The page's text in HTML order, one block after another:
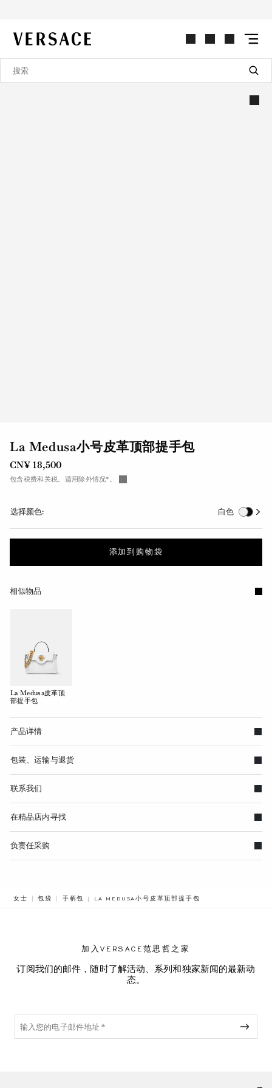
VERSACE | 主页
La Medusa小号皮革顶部提手包
CN¥ 18,500
包含税费和关税。适用除外情况*。
选择颜色: 白色
添加到购物袋
相似物品
La Medusa皮革顶
部提手包
产品详情
包装、运输与退货
联系我们
在精品店内寻找
负责任采购
女士 包袋 手柄包 BREADCRUMB.ADA.LABEL.CURRENT
LA MEDUSA小号皮革顶部提手包
加入VERSACE范思哲之家
订阅我们的邮件，随时了解活动、系列和独家新闻的最新动
态。